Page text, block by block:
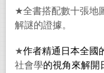
★全書搭配數十張地
解謎的證據。
★作者精通日本全國
社會學的視角來解開